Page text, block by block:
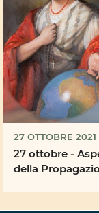
27 OTTOBRE 2021
27 ottobre -
della